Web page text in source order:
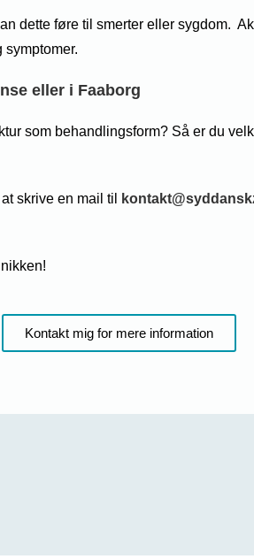
dette føre til smerter eller sygdom.
eller i Faaborg
som behandlingsform? Så er du
skrive en mail til
Kontakt mig for mere information